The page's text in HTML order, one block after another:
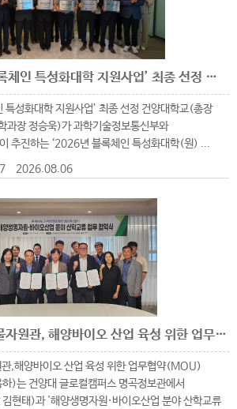
건양대, ‘2026년 블록체인 특성화대학 지원사업’ 최종 선정
성화대학 지원사업’ 최종 선정 건양대학교(총장
과장 정승욱)가 과학기술정보통신부와
추진하는 ‘2026년 블록체인 특성화대학(원) ...
2026.08.06
건양대-국립해양생물자원관, 해양바이오 산업 육성 위한 업무협약(MOU) 체결
,해양바이오 산업 육성 위한 업무협약(MOU)
)는 건양대 글로컬캠퍼스 명곡정보관에서
현태)과 '해양생명자원·바이오산업 분야 산학교류